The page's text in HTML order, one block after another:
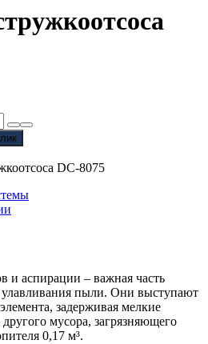
DC-8075
и аспирации – важная часть
улавливания пыли. Они выступают
задерживая мелкие
мусора, загрязняющего
0,17 м³.